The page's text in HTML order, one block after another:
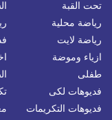
تحت القبة
رياضة محلية
رياضة لايت
ازياء وموضة
طفلى
فديوهات لكى
فديوهات التكريمات